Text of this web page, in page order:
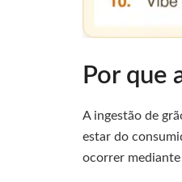
Por que
A ingestão de
estar do
ocorrer mediante